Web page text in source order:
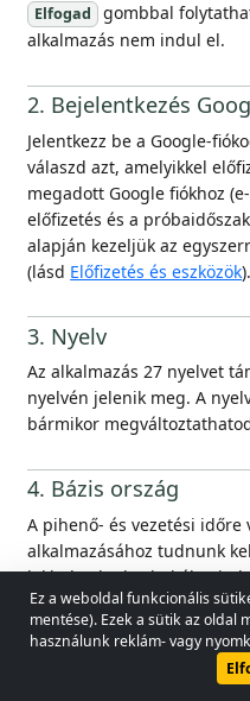
Elfogad
gombbal
alkalmazás nem indul el.
2. Bejelentkezés
Jelentkezz be a Google-
válaszd azt, amelyikkel
megadott Google fiókhoz
előfizetés és a
alapján kezeljük az
(lásd Előfizetés és eszközök).
3. Nyelv
Az alkalmazás 27 nyelvet
nyelvén jelenik meg. A
bármikor
4. Bázis ország
A pihenő- és vezetési időre
alkalmazásához tudnunk
lakhelyednek, ahol
rendszeres pihenéshez
az alkalmazás
© 2026 - Lobol Team•
Jogszabályok
Ez a weboldal funkcionális
mentése). Ezek a sütik az oldal
használunk reklám- vagy